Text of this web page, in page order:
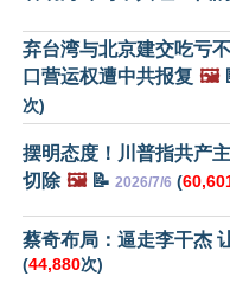
弃台湾与北京建交吃亏
口营运权遭中共报复 🖼️
次)
摆明态度！川普指共产
切除 🖼️📝 2026/7/6 (
蔡奇布局：逼走李干杰
(44,880次)